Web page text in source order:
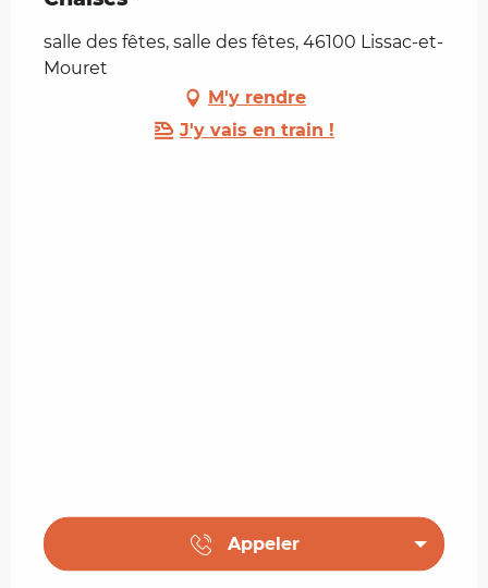
salle des fêtes, salle des fêtes, 46100 Lissac-et-
Mouret
M'y rendre
J'y vais en train !
Appeler